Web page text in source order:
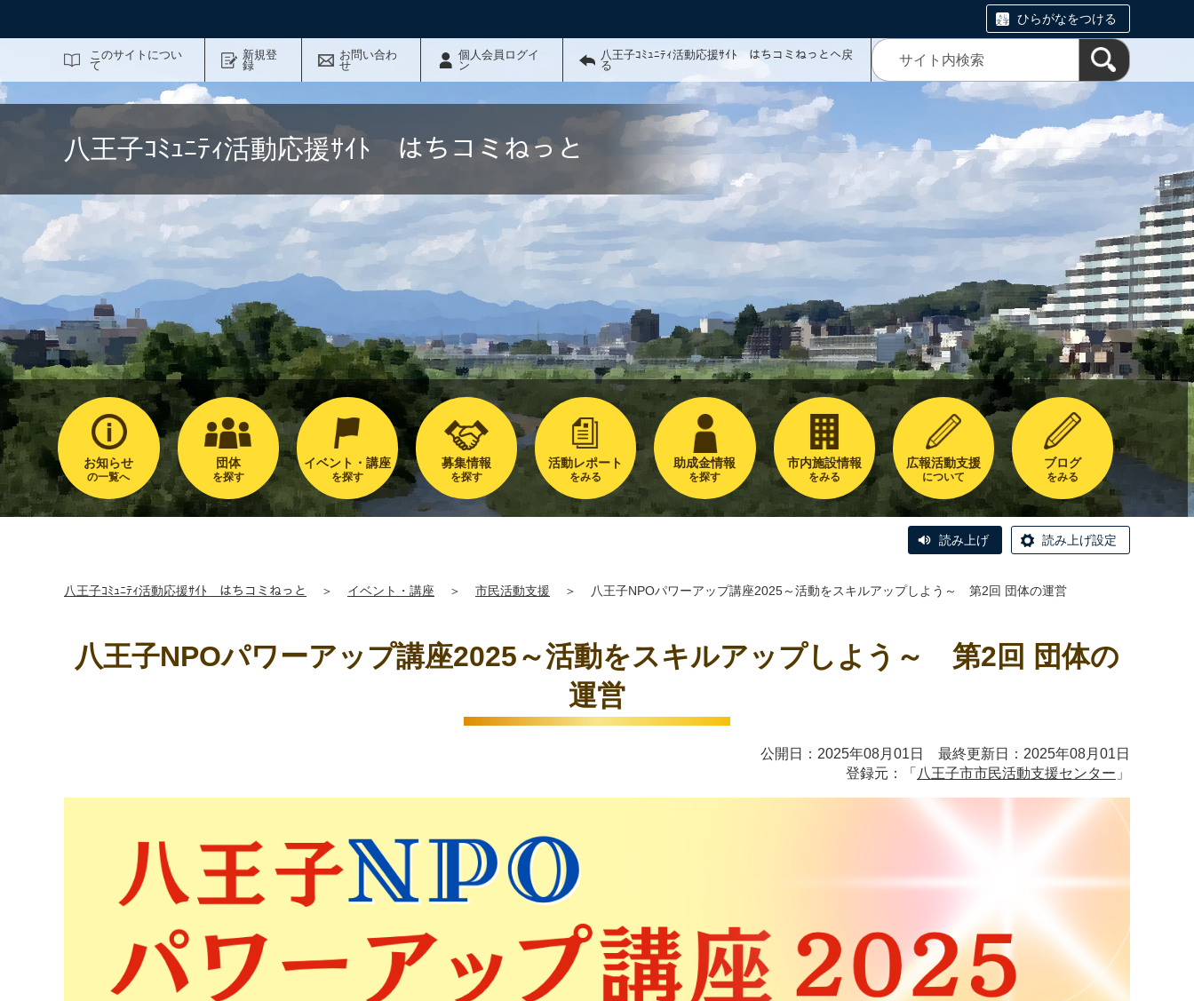
ひらがなをつける
このサイトについ
て
新規登
録
お問い合わ
せ
個人会員ログイ
ン
八王子ｺﾐｭﾆﾃｨ活動応援ｻｲﾄ はちコミねっとへ戻
る
八王子ｺﾐｭﾆﾃｨ活動応援ｻｲﾄ はちコミねっと
お知らせ
の一覧へ
団体
を探す
イベント・講座
を探す
募集情報
を探す
活動レポート
をみる
助成金情報
を探す
市内施設情報
をみる
広報活動支援
について
ブログ
をみる
読み上げ 読み上げ設定
八王子ｺﾐｭﾆﾃｨ活動応援ｻｲﾄ はちコミねっと ＞ イベント・講座 ＞ 市民活動支援 ＞ 八王子NPOパワーアップ講座2025～活動をスキルアップしよう～ 第2回 団体の運営
八王子NPOパワーアップ講座2025～活動をスキルアップしよう～ 第2回 団体の
運営
公開日：2025年08月01日 最終更新日：2025年08月01日
登録元：「 八王子市市民活動支援センター 」